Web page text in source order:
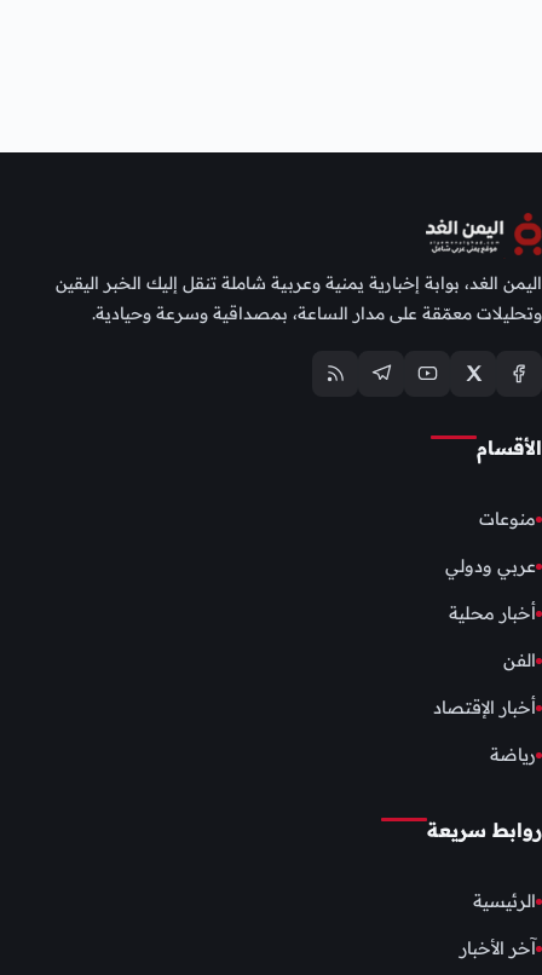
اليمن الغد، بوابة إخبارية يمنية وعربية شاملة تنقل إليك الخبر اليقين
وتحليلات معمّقة على مدار الساعة، بمصداقية وسرعة وحيادية.
الأقسام
منوعات
عربي ودولي
أخبار محلية
الفن
أخبار الإقتصاد
رياضة
روابط سريعة
الرئيسية
آخر الأخبار